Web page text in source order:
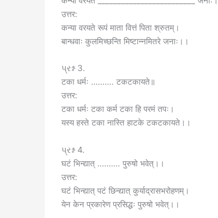
उत्तर:
कन्या वरयते रूपं माता वित्तं पिता श्रुतम्।
बान्धवाः कुलमिच्छन्ति मिष्टान्नमितरे जनाः।।
પ્રશ્ન 3.
टका धर्मः ………. टकटकायते॥
उत्तर:
टका धर्मः टका कर्म टका हि परमं तपः।
यस्य हस्ते टका नास्ति हाटके टकटकायते।।
પ્રશ્ન 4.
घटं भिन्द्यात् ………. पुरुषो भवेत्।।
उत्तर:
घटं भिन्द्यात् पटं छिन्द्यात् कुर्याद्रासभरोहणम्।
येन केन प्रकारेण प्रसिद्धः पुरुषो भवेत्।।